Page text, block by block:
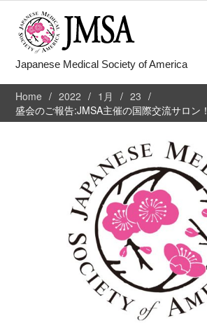
Japanese Medical Society of America
Home 2022 1月
23
盛会のご報告:JMSA主催の国際交流サロン！